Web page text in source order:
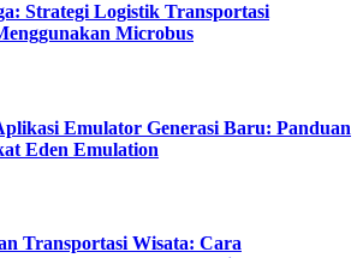
Strategi Logistik Transportasi
Microbus
Emulator Generasi Baru: Panduan
Eden Emulation
Transportasi Wisata: Cara